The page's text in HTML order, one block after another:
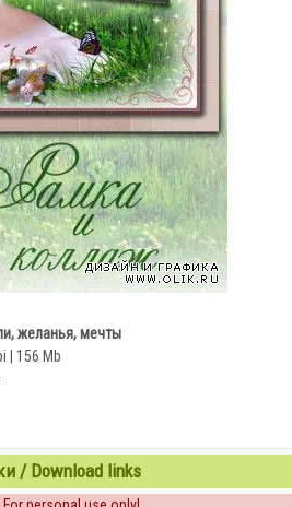
желанья, мечты
| 156 Mb
/ Download links